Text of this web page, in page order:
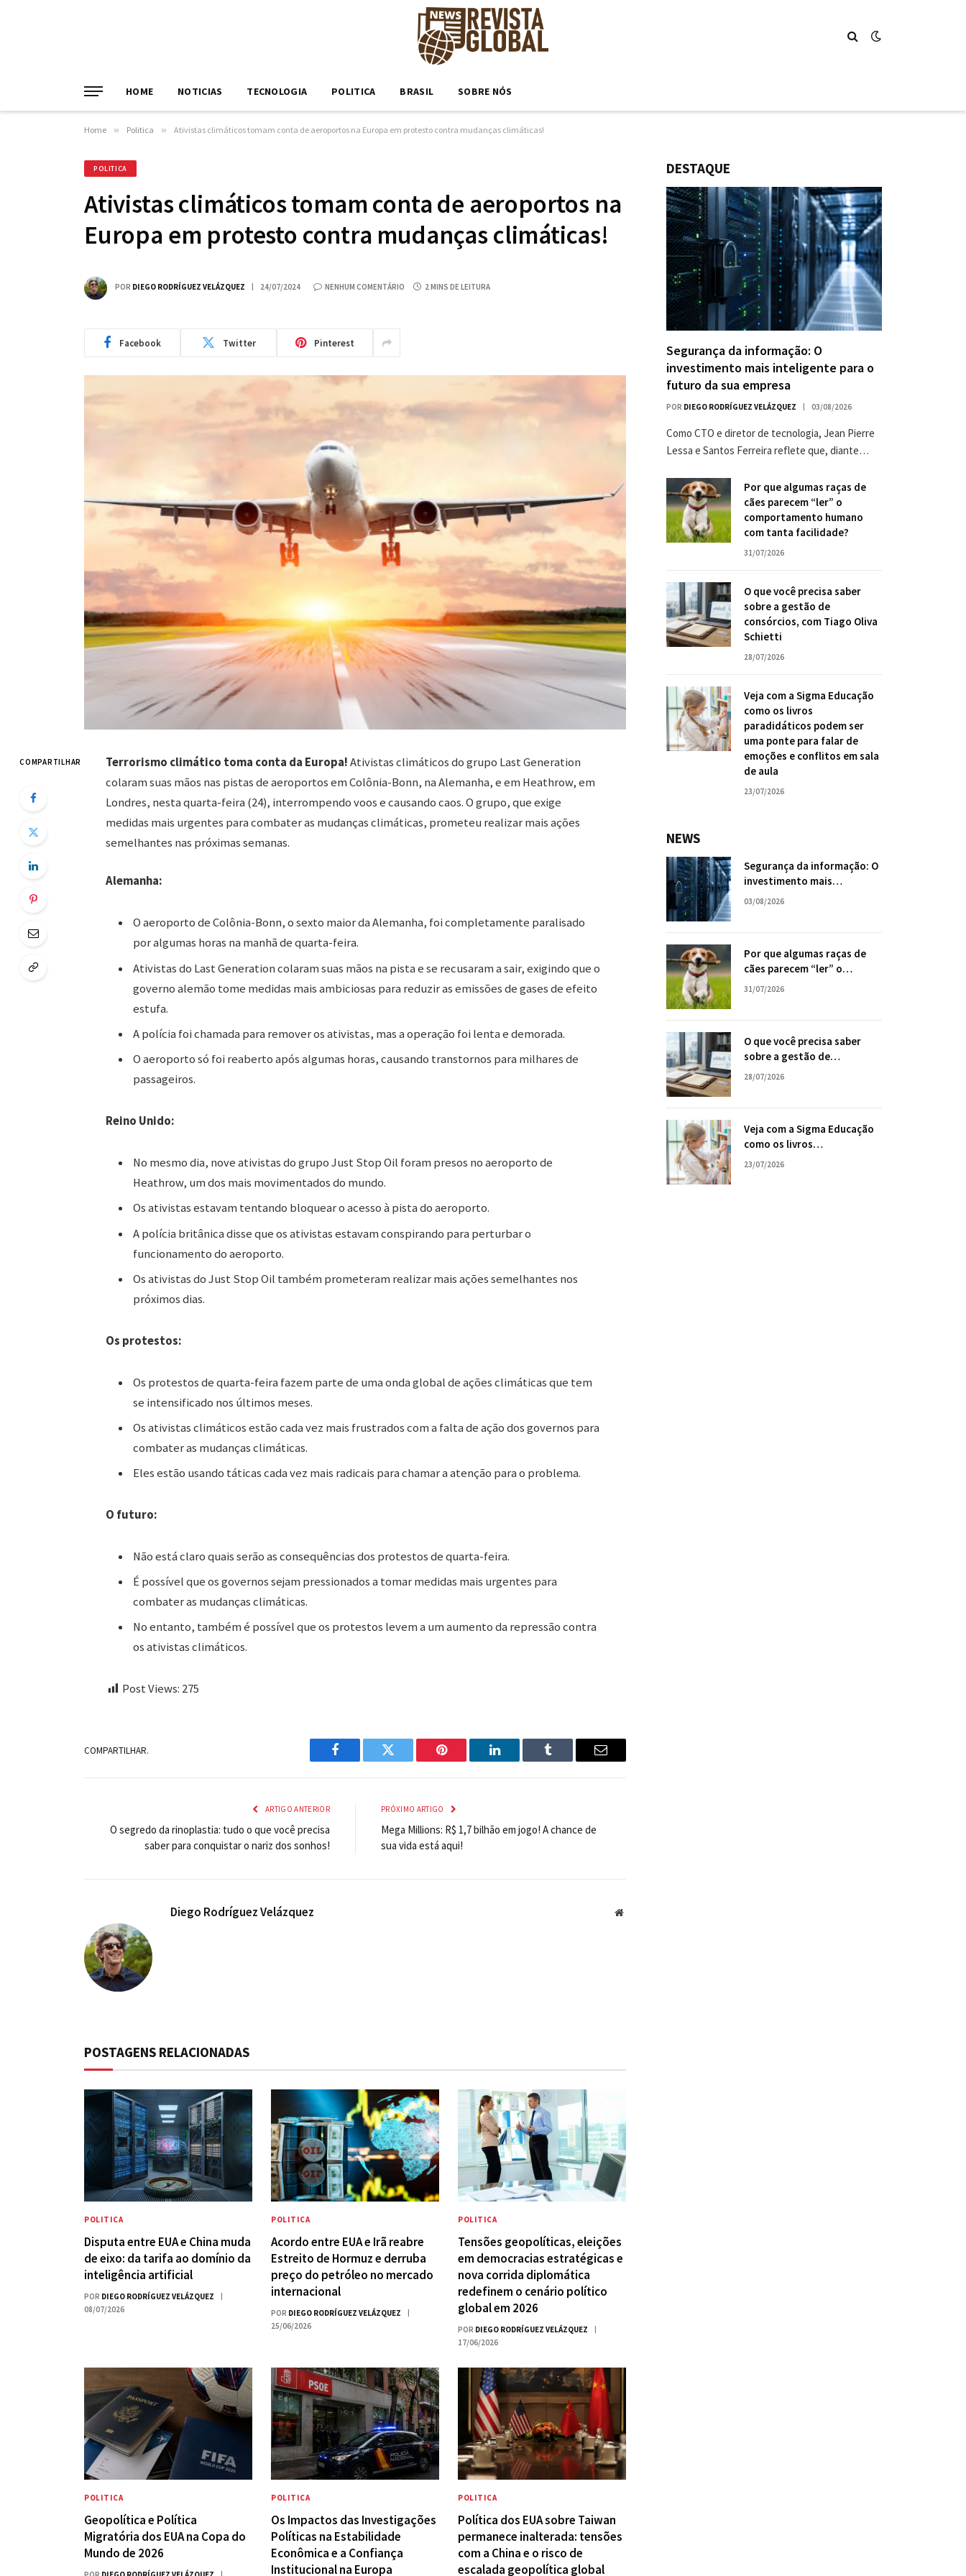
HOME NOTICIAS TECNOLOGIA POLITICA BRASIL SOBRE NÓS
Home » Politica » Ativistas climáticos tomam conta de aeroportos na Europa em protesto contra mudanças climáticas!
POLITICA
Ativistas climáticos tomam conta de aeroportos na
Europa em protesto contra mudanças climáticas!
POR DIEGO RODRÍGUEZ VELÁZQUEZ 24/07/2024 NENHUM COMENTÁRIO 2 MINS DE LEITURA
Facebook Twitter Pinterest
COMPARTILHAR Terrorismo climático toma conta da Europa!Ativistas climáticos do grupo Last Generation
colaram suas mãos nas pistas de aeroportos em Colônia-Bonn, na Alemanha, e em Heathrow, em
Londres, nesta quarta-feira (24), interrompendo voos e causando caos. O grupo, que exige
medidas mais urgentes para combater as mudanças climáticas, prometeu realizar mais ações
semelhantes nas próximas semanas.
Alemanha:
O aeroporto de Colônia-Bonn, o sexto maior da Alemanha, foi completamente paralisado
por algumas horas na manhã de quarta-feira.
Ativistas do Last Generation colaram suas mãos na pista e se recusaram a sair, exigindo que o
governo alemão tome medidas mais ambiciosas para reduzir as emissões de gases de efeito
estufa.
A polícia foi chamada para remover os ativistas, mas a operação foi lenta e demorada.
O aeroporto só foi reaberto após algumas horas, causando transtornos para milhares de
passageiros.
Reino Unido:
No mesmo dia, nove ativistas do grupo Just Stop Oil foram presos no aeroporto de
Heathrow, um dos mais movimentados do mundo.
Os ativistas estavam tentando bloquear o acesso à pista do aeroporto.
A polícia britânica disse que os ativistas estavam conspirando para perturbar o
funcionamento do aeroporto.
Os ativistas do Just Stop Oil também prometeram realizar mais ações semelhantes nos
próximos dias.
Os protestos:
Os protestos de quarta-feira fazem parte de uma onda global de ações climáticas que tem
se intensificado nos últimos meses.
Os ativistas climáticos estão cada vez mais frustrados com a falta de ação dos governos para
combater as mudanças climáticas.
Eles estão usando táticas cada vez mais radicais para chamar a atenção para o problema.
O futuro:
Não está claro quais serão as consequências dos protestos de quarta-feira.
É possível que os governos sejam pressionados a tomar medidas mais urgentes para
combater as mudanças climáticas.
No entanto, também é possível que os protestos levem a um aumento da repressão contra
os ativistas climáticos.
Post Views: 275
COMPARTILHAR.
Facebook Twitter Pinterest LinkedIn Tumblr Email
ARTIGO ANTERIOR
O segredo da rinoplastia: tudo o que você precisa
saber para conquistar o nariz dos sonhos!
PRÓXIMO ARTIGO
Mega Millions: R$ 1,7 bilhão em jogo! A chance de
sua vida está aqui!
Diego Rodríguez Velázquez Website
POSTAGENS RELACIONADAS
POLITICA
Disputa entre EUA e China muda
de eixo: da tarifa ao domínio da
inteligência artificial
POR DIEGO RODRÍGUEZ VELÁZQUEZ
08/07/2026
POLITICA
Acordo entre EUA e Irã reabre
Estreito de Hormuz e derruba
preço do petróleo no mercado
internacional
POR DIEGO RODRÍGUEZ VELÁZQUEZ
25/06/2026
POLITICA
Tensões geopolíticas, eleições
em democracias estratégicas e
nova corrida diplomática
redefinem o cenário político
global em 2026
POR DIEGO RODRÍGUEZ VELÁZQUEZ
17/06/2026
POLITICA
Geopolítica e Política
Migratória dos EUA na Copa do
Mundo de 2026
POLITICA
Os Impactos das Investigações
Políticas na Estabilidade
Econômica e a Confiança
Institucional na Europa
POLITICA
Política dos EUA sobre Taiwan
permanece inalterada: tensões
com a China e o risco de
escalada geopolítica global
DESTAQUE
Segurança da informação: O
investimento mais inteligente para o
futuro da sua empresa
POR DIEGO RODRÍGUEZ VELÁZQUEZ 03/08/2026
Como CTO e diretor de tecnologia, Jean Pierre
Lessa e Santos Ferreira reflete que, diante…
Por que algumas raças de
cães parecem “ler” o
comportamento humano
com tanta facilidade?
31/07/2026
O que você precisa saber
sobre a gestão de
consórcios, com Tiago Oliva
Schietti
28/07/2026
Veja com a Sigma Educação
como os livros
paradidáticos podem ser
uma ponte para falar de
emoções e conflitos em sala
de aula
23/07/2026
NEWS
Segurança da informação: O
investimento mais
inteligente para o futuro da
sua empresa
03/08/2026
Por que algumas raças de
cães parecem “ler” o
comportamento humano
com tanta facilidade?
31/07/2026
O que você precisa saber
sobre a gestão de
consórcios, com Tiago Oliva
Schietti
28/07/2026
Veja com a Sigma Educação
como os livros
paradidáticos podem ser
uma ponte para falar de
23/07/2026